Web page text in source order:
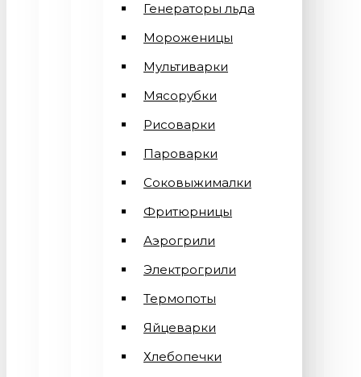
Генераторы льда
Мороженицы
Мультиварки
Мясорубки
Рисоварки
Пароварки
Соковыжималки
Фритюрницы
Аэрогрили
Электрогрили
Термопоты
Яйцеварки
Хлебопечки